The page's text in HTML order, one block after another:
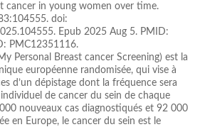
cancer in young women over time.
doi:
Epub 2025 Aug 5. PMID:
PMC12351116.
Personal Breast cancer Screening) est la
européenne randomisée, qui vise à
d’un dépistage dont la fréquence sera
de cancer du sein de chaque
nouveaux cas diagnostiqués et 92 000
en Europe, le cancer du sein est le